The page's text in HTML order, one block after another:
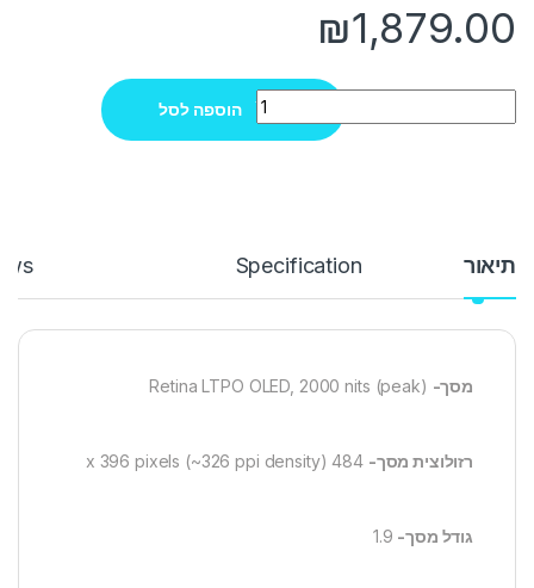
₪1,879.00
הוספה לסל
תיאור Specification
מסך-
רזולוצית מסך- 484 x 396 pixels (~326 ppi density)
גודל מסך-